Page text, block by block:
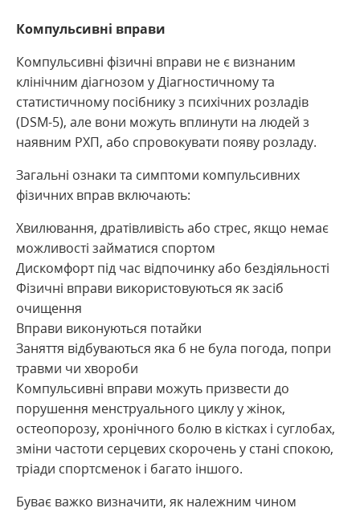
Компульсивні вправи
Компульсивні фізичні вправи не є визнаним
клінічним діагнозом у Діагностичному та
статистичному посібнику з психічних розладів
(DSM-5), але вони можуть вплинути на людей з
наявним РХП, або спровокувати появу розладу.
Загальні ознаки та симптоми компульсивних
фізичних вправ включають:
Хвилювання, дратівливість або стрес, якщо немає
можливості займатися спортом
Дискомфорт під час відпочинку або бездіяльності
Фізичні вправи використовуються як засіб
очищення
Вправи виконуються потайки
Заняття відбуваються яка б не була погода, попри
травми чи хвороби
Компульсивні вправи можуть призвести до
порушення менструального циклу у жінок,
остеопорозу, хронічного болю в кістках і суглобах,
зміни частоти серцевих скорочень у стані спокою,
тріади спортсменок і багато іншого.
Буває важко визначити, як належним чином